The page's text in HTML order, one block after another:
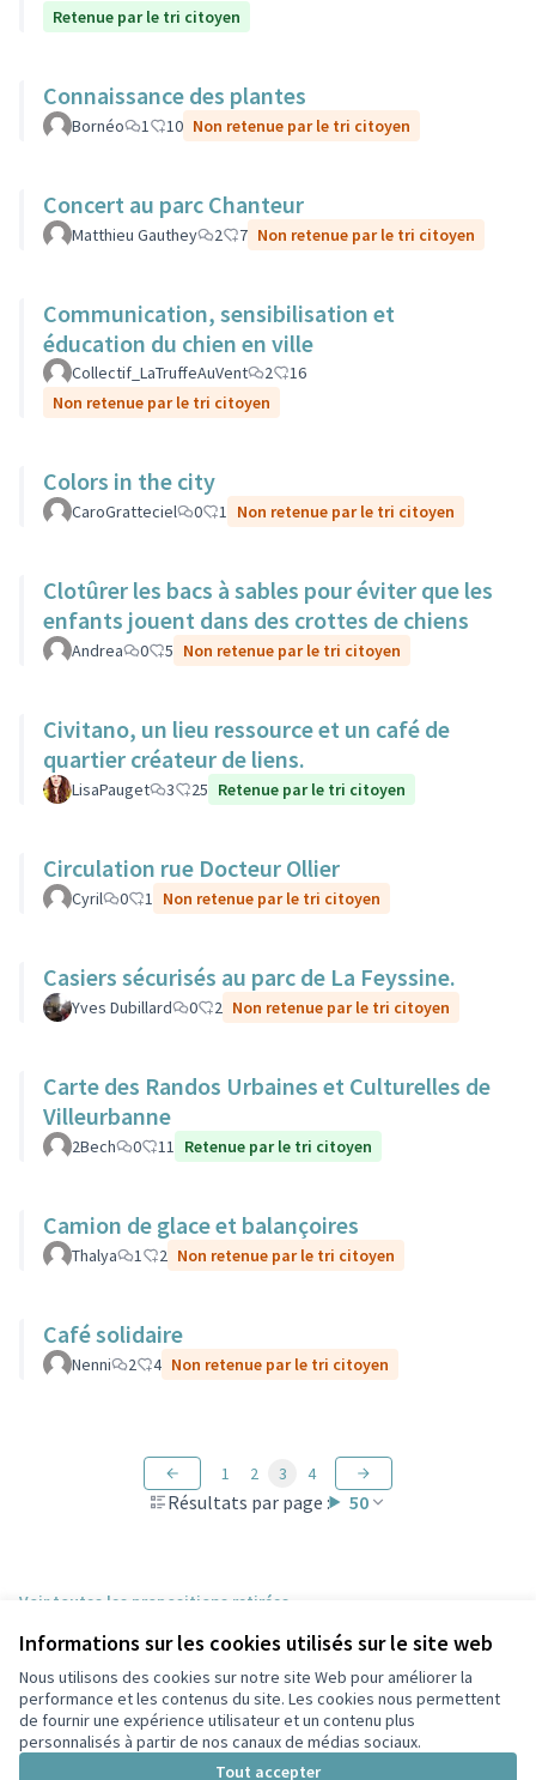
Informations sur les cookies utilisés sur le site web
Nous utilisons des cookies sur notre site Web pour améliorer la
performance et les contenus du site. Les cookies nous permettent
de fournir une expérience utilisateur et un contenu plus
personnalisés à partir de nos canaux de médias sociaux.
Tout accepter
Retenue par le tri citoyen
Connaissance des plantes
Bornéo 1 10 Non retenue par le tri citoyen
Concert au parc Chanteur
Matthieu Gauthey 2 7 Non retenue par le tri citoyen
Communication, sensibilisation et
éducation du chien en ville
Collectif_LaTruffeAuVent 2
16
Non retenue par le tri citoyen
Colors in the city
CaroGratteciel 0 1 Non retenue par le tri citoyen
Clotûrer les bacs à sables pour éviter que les
enfants jouent dans des crottes de chiens
Andrea 0 5 Non retenue par le tri citoyen
Civitano, un lieu ressource et un café de
quartier créateur de liens.
LisaPauget 3 25 Retenue par le tri citoyen
Circulation rue Docteur Ollier
Cyril 0 1 Non retenue par le tri citoyen
Casiers sécurisés au parc de La Feyssine.
Yves Dubillard 0 2 Non retenue par le tri citoyen
Carte des Randos Urbaines et Culturelles de
Villeurbanne
2Bech 0 11 Retenue par le tri citoyen
Camion de glace et balançoires
Thalya 1 2 Non retenue par le tri citoyen
Café solidaire
Nenni 2 4 Non retenue par le tri citoyen
Résultats par page : 50
1 2 3 4
Voir toutes les propositions retirées
Conditions d'utilisation
Paramètres des cookies
Participez Villeurbanne sur X
(Lien externe)
Participez Villeurbanne sur Facebook
Participez Villeurbanne sur Instagram
Participez Villeurbanne sur YouTube
(Lien externe)